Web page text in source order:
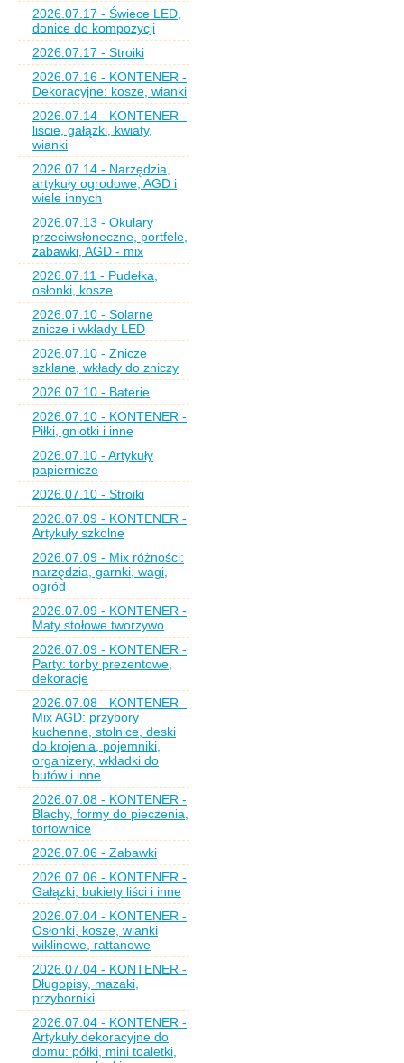
2026.07.17 - Świece LED,
donice do kompozycji
2026.07.17 - Stroiki
2026.07.16 - KONTENER -
Dekoracyjne: kosze, wianki
2026.07.14 - KONTENER -
liście, gałązki, kwiaty,
wianki
2026.07.14 - Narzędzia,
artykuły ogrodowe, AGD i
wiele innych
2026.07.13 - Okulary
przeciwsłoneczne, portfele,
zabawki, AGD - mix
2026.07.11 - Pudełka,
osłonki, kosze
2026.07.10 - Solarne
znicze i wkłady LED
2026.07.10 - Znicze
szklane, wkłady do zniczy
2026.07.10 - Baterie
2026.07.10 - KONTENER -
Piłki, gniotki i inne
2026.07.10 - Artykuły
papiernicze
2026.07.10 - Stroiki
2026.07.09 - KONTENER -
Artykuły szkolne
2026.07.09 - Mix różności:
narzędzia, garnki, wagi,
ogród
2026.07.09 - KONTENER -
Maty stołowe tworzywo
2026.07.09 - KONTENER -
Party: torby prezentowe,
dekoracje
2026.07.08 - KONTENER -
Mix AGD: przybory
kuchenne, stolnice, deski
do krojenia, pojemniki,
organizery, wkładki do
butów i inne
2026.07.08 - KONTENER -
Blachy, formy do pieczenia,
tortownice
2026.07.06 - Zabawki
2026.07.06 - KONTENER -
Gałązki, bukiety liści i inne
2026.07.04 - KONTENER -
Osłonki, kosze, wianki
wiklinowe, rattanowe
2026.07.04 - KONTENER -
Długopisy, mazaki,
przyborniki
2026.07.04 - KONTENER -
Artykuły dekoracyjne do
domu: półki, mini toaletki,